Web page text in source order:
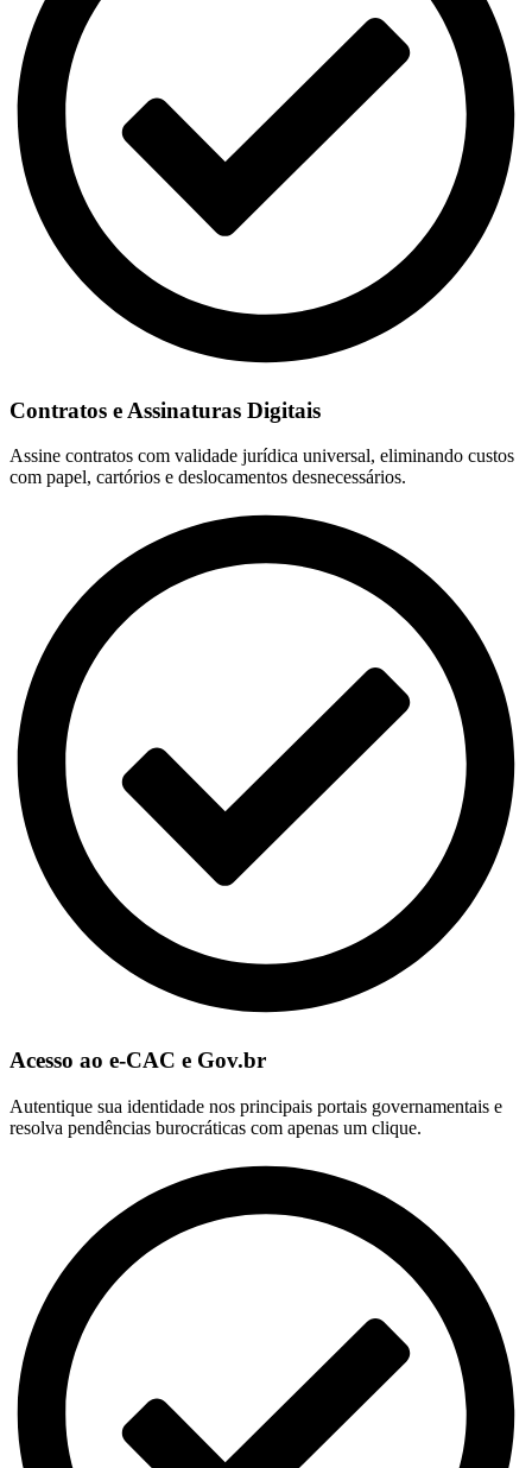
Contratos e Assinaturas Digitais
Assine contratos com validade jurídica universal, eliminando custos
com papel, cartórios e deslocamentos desnecessários.
Acesso ao e-CAC e Gov.br
Autentique sua identidade nos principais portais governamentais e
resolva pendências burocráticas com apenas um clique.